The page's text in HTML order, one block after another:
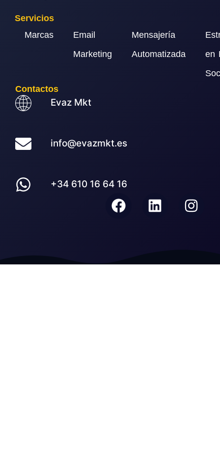
Servicios
Marcas
Email
Marketing
Mensajería
Automatizada
en
Contactos
Evaz Mkt
info@evazmkt.es
+34 610 16 64 16